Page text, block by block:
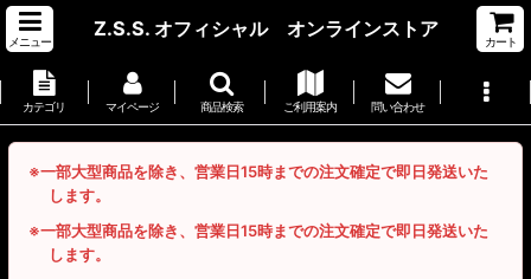
メニュー
Z.S.S. オフィシャル オンラインストア
カート
カテゴリ マイページ 商品検索 ご利用案内 問い合わせ
※一部大型商品を除き、営業日15時までの注文確定で即日発送いた
します。
※一部大型商品を除き、営業日15時までの注文確定で即日発送いた
します。